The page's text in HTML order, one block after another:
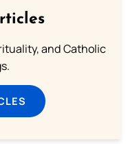
and Catholic